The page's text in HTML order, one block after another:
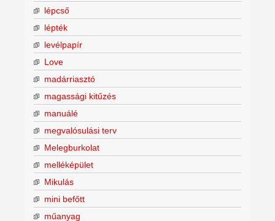
lépcső
lépték
levélpapír
Love
madárriasztó
magassági kitűzés
manuálé
megvalósulási terv
Melegburkolat
melléképület
Mikulás
mini befőtt
műanyag